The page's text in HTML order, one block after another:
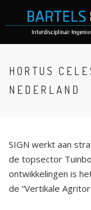
HORTUS
NEDERLAND
SIGN werkt aan
de topsector
ontwikkelingen is
de “Vertikale